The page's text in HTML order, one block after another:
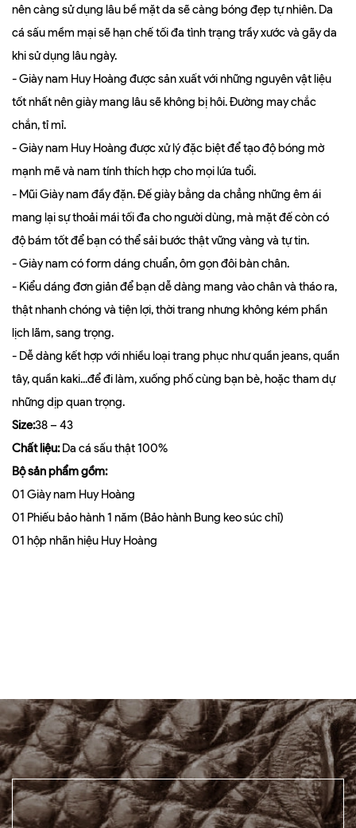
nên càng sử dụng lâu bề mặt da sẽ càng bóng đẹp tự nhiên. Da
cá sấu mềm mại sẽ hạn chế tối đa tình trạng trầy xước và gãy da
khi sử dụng lâu ngày.
- Giày nam Huy Hoàng được sản xuất với những nguyên vật liệu
tốt nhất nên giày mang lâu sẽ không bị hôi. Đường may chắc
chắn, tỉ mỉ.
- Giày nam Huy Hoàng được xử lý đặc biệt để tạo độ bóng mờ
mạnh mẽ và nam tính thích hợp cho mọi lứa tuổi.
- Mũi Giày nam đầy đặn. Đế giày bằng da chẳng những êm ái
mang lại sự thoải mái tối đa cho người dùng, mà mặt đế còn có
độ bám tốt để bạn có thể sải bước thật vững vàng và tự tin.
- Giày nam có form dáng chuẩn, ôm gọn đôi bàn chân.
- Kiểu dáng đơn giản để bạn dễ dàng mang vào chân và tháo ra,
thật nhanh chóng và tiện lợi, thời trang nhưng không kém phần
lịch lãm, sang trọng.
- Dễ dàng kết hợp với nhiều loại trang phục như quần jeans, quần
tây, quần kaki...để đi làm, xuống phố cùng bạn bè, hoặc tham dự
những dịp quan trọng.
Size:38 – 43
Chất liệu:Da cá sấu thật 100%
Bộ sản phẩm gồm:
01 Giày nam Huy Hoàng
01 Phiếu bảo hành 1 năm (Bảo hành Bung keo súc chỉ)
01 hộp nhãn hiệu Huy Hoàng